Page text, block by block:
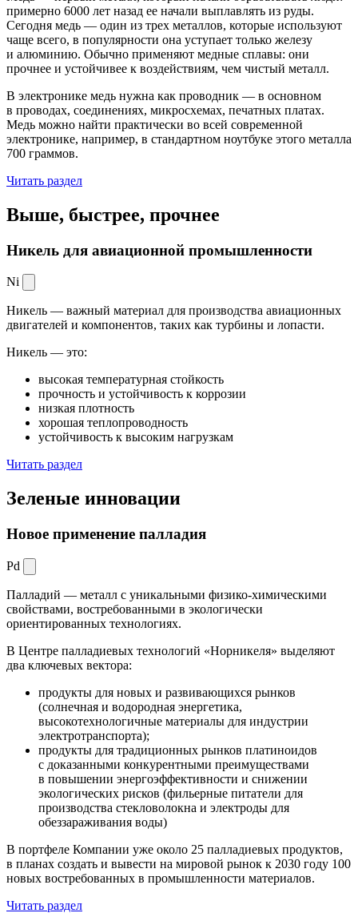
примерно 6000 лет назад ее начали выплавлять из руды.
Сегодня медь — один из трех металлов, которые используют
чаще всего, в популярности она уступает только железу
и алюминию. Обычно применяют медные сплавы: они
прочнее и устойчивее к воздействиям, чем чистый металл.
В электронике медь нужна как проводник — в основном
в проводах, соединениях, микросхемах, печатных платах.
Медь можно найти практически во всей современной
электронике, например, в стандартном ноутбуке этого металла
700 граммов.
Читать раздел
Выше, быстрее, прочнее
Никель для авиационной промышленности
Ni
Никель — важный материал для производства авиационных
двигателей и компонентов, таких как турбины и лопасти.
Никель — это:
высокая температурная стойкость
прочность и устойчивость к коррозии
низкая плотность
хорошая теплопроводность
устойчивость к высоким нагрузкам
Читать раздел
Зеленые инновации
Новое применение палладия
Pd
Палладий — металл с уникальными физико-химическими
свойствами, востребованными в экологически
ориентированных технологиях.
В Центре палладиевых технологий «Норникеля» выделяют
два ключевых вектора:
продукты для новых и развивающихся рынков
(солнечная и водородная энергетика,
высокотехнологичные материалы для индустрии
электротранспорта);
продукты для традиционных рынков платиноидов
с доказанными конкурентными преимуществами
в повышении энергоэффективности и снижении
экологических рисков (фильерные питатели для
производства стекловолокна и электроды для
обеззараживания воды)
В портфеле Компании уже около 25 палладиевых продуктов,
в планах создать и вывести на мировой рынок к 2030 году 100
новых востребованных в промышленности материалов.
Читать раздел